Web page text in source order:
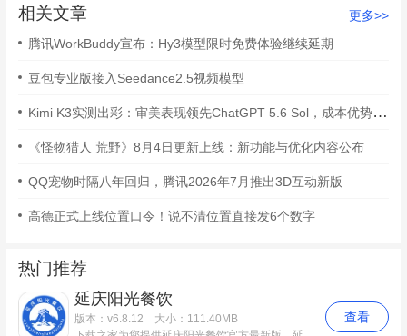
相关文章
更多>>
腾讯WorkBuddy宣布：Hy3模型限时免费体验继续延期
豆包专业版接入Seedance2.5视频模型
Kimi K3实测出彩：审美表现领先ChatGPT 5.6 Sol，成本优势显著
《怪物猎人 荒野》8月4日更新上线：新功能与优化内容公布
QQ宠物时隔八年回归，腾讯2026年7月推出3D互动新版
高德正式上线位置口令！说不清位置直接发6个数字
热门推荐
延庆阳光餐饮
版本：v6.8.12
大小：111.40MB
查看